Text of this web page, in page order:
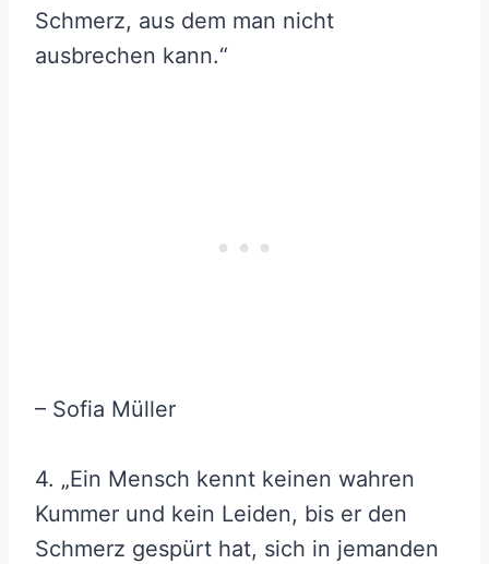
Schmerz, aus dem man nicht
ausbrechen kann.“
– Sofia Müller
4. „Ein Mensch kennt keinen wahren
Kummer und kein Leiden, bis er den
Schmerz gespürt hat, sich in jemanden